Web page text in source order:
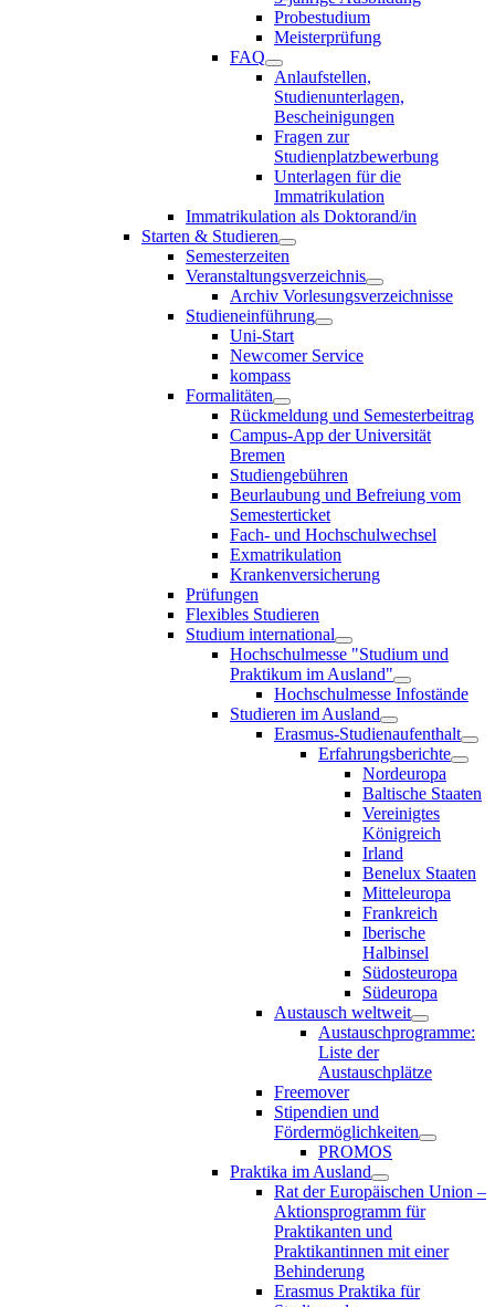
Probestudium
Meisterprüfung
FAQ
Anlaufstellen,
Studienunterlagen,
Bescheinigungen
Fragen zur
Studienplatzbewerbung
Unterlagen für die
Immatrikulation
Immatrikulation als Doktorand/in
Starten & Studieren
Semesterzeiten
Veranstaltungsverzeichnis
Archiv Vorlesungsverzeichnisse
Studieneinführung
Uni-Start
Newcomer Service
kompass
Formalitäten
Rückmeldung und Semesterbeitrag
Campus-App der Universität
Bremen
Studiengebühren
Beurlaubung und Befreiung vom
Semesterticket
Fach- und Hochschulwechsel
Exmatrikulation
Krankenversicherung
Prüfungen
Flexibles Studieren
Studium international
Hochschulmesse "Studium und
Praktikum im Ausland"
Hochschulmesse Infostände
Studieren im Ausland
Erasmus-Studienaufenthalt
Erfahrungsberichte
Nordeuropa
Baltische Staaten
Vereinigtes
Königreich
Irland
Benelux Staaten
Mitteleuropa
Frankreich
Iberische
Halbinsel
Südosteuropa
Südeuropa
Austausch weltweit
Austauschprogramme:
Liste der
Austauschplätze
Freemover
Stipendien und
Fördermöglichkeiten
PROMOS
Praktika im Ausland
Rat der Europäischen Union –
Aktionsprogramm für
Praktikanten und
Praktikantinnen mit einer
Behinderung
Erasmus Praktika für